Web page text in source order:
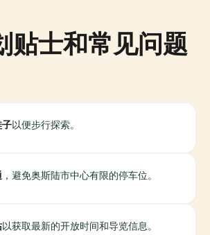
贴士和常见问题
子以便步行探索。
，避免奥斯陆市中心有限的停车位。
以获取最新的开放时间和导览信息。